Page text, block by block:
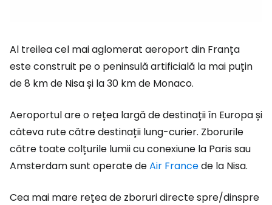
Al treilea cel mai aglomerat aeroport din Franța
este construit pe o peninsulă artificială la mai puțin
de 8 km de Nisa și la 30 km de Monaco.
Aeroportul are o rețea largă de destinații în Europa și
câteva rute către destinații lung-curier. Zborurile
către toate colțurile lumii cu conexiune la Paris sau
Amsterdam sunt operate deAir Francede la Nisa.
Cea mai mare rețea de zboruri directe spre/dinspre